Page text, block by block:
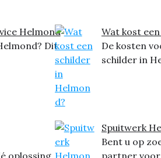
Helmond
Dit
Wat kost
De kosten
schilder in
Spuitwerk
Bent u op